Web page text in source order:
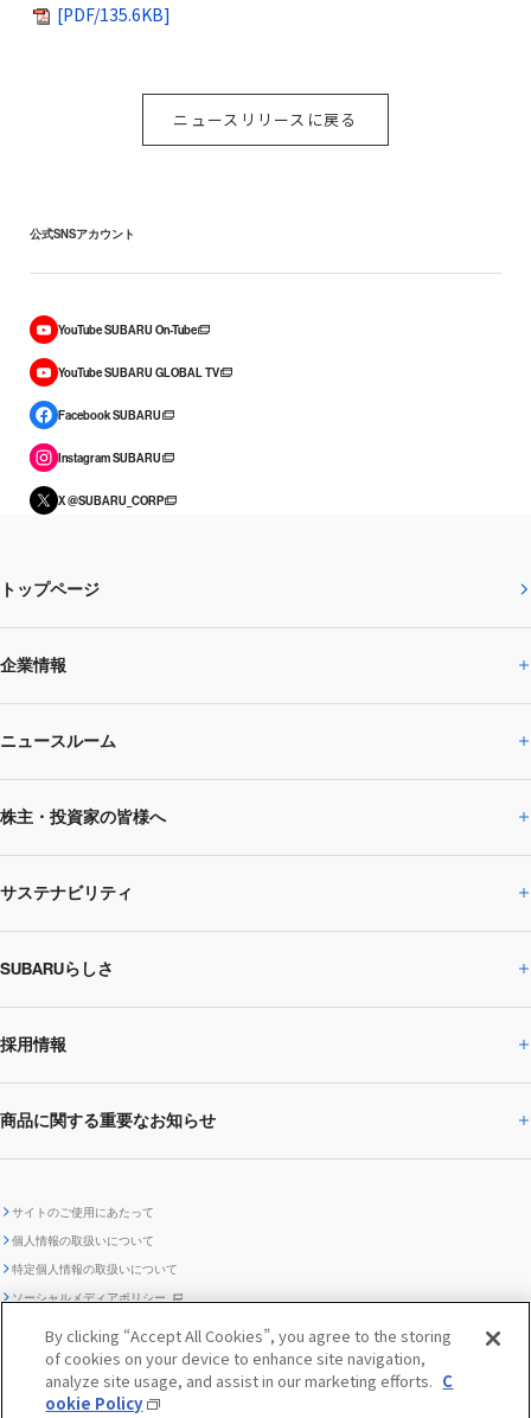
[PDF/135.6KB]
ニュースリリースに戻る
公式SNSアカウント
YouTube SUBARU On-Tube
YouTube SUBARU GLOBAL TV
Facebook SUBARU
Instagram SUBARU
X @SUBARU_CORP
トップページ
企業情報
企業情報トップ
SUBARUのありたい姿
SUBARU 2025方針
事業所・関係会社
ニュースルーム
ニュースルームトップ
ニュースリリース
閉じる
株主・投資家の皆様へ
株主・投資家の皆様へトップ
企業・経営
IRライブラリー
株主・投資家サポート
IRカレンダー
ディスクロージャー
ポリシー
サステナビリティ
サステナビリティトップ
CEOサステナビリティ
環境
ガバナンス
編集方針 レポートライブラリー
SUBARUらしさ
SUBARUらしさトップ
SUBARUびと
SUBARUデザイン
「SUBARUらしさ」を
際立たせる技術
2.環境技術
『魔改造の夜』特設サイト
採用情報
採用情報トップ
SUBARU Lab採用（中途）
販売会社グループ採用 期間従業員採用
商品に関する重要なお知らせ
SUBARU ハイブリッド車 レスキュ
ー時の取扱い
自動車リサイクル リコール情報
サイトのご使用にあたって
個人情報の取扱いについて
特定個人情報の取扱いについて
ソーシャルメディアポリシー
お問い合わせ ／ よくあるご質問
クッキーポリシー
メディア
By clicking “Accept All Cookies”, you agree to the storing
of cookies on your device to enhance site navigation,
analyze site usage, and assist in our marketing efforts. C
ookie Policy